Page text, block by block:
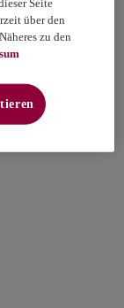
Seite
über den
zu den